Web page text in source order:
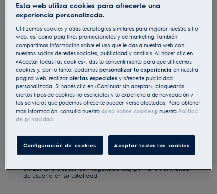
Campana extractora decorativa
Serie 800 Breeze de 60 cm
4.7 (224)
Ficha de información del producto
Beneficios
Las campanas de la Serie 800 Breeze refrescan el ambiente de la
cocina casi en silencio
Un diseño moderno que combina con tu cocina y tus
electrodomésticos
Cuando termines de cocinar la campana se encarga de todo
Tanto las instrucciones de seguridad como las precauciones
a tener en cuenta, descritas según la Norma UE 2023/988, se
utilizar su producto con seguridad lea, por favor, el manual
de usuario en su totalidad.
Esta web utiliza cookies para ofrecerte una
experiencia personalizada.
Utilizamos cookies y otras tecnologías similares para mejorar nuestro sitio
web, así como para fines promocionales y de marketing. También
compartimos información sobre el uso que le das a nuestra web con
nuestros socios de redes sociales, publicidad y análisis. Al hacer clic en
«Aceptar todas las cookies», das tu consentimiento para que utilicemos
cookies y, por lo tanto, podamospersonalizar tu experienciaen nuestra
página web, realizarofertas especiales y ofrecerte publicidad
personalizada. Si haces clic en «Continuar sin aceptar», bloquearás
ciertos tipos de cookies no esenciales y tu experiencia de navegación y
los servicios que podemos ofrecerte pueden verse afectados. Para obtener
más información, consulta nuestro Aviso sobre cookies y nuestra Política
de privacidad.
Configuración de cookies Aceptar todas las cookies